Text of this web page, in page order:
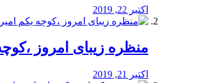
اکتبر 22, 2019
منظره‌‌ زیبای امروز
اکتبر 21, 2019